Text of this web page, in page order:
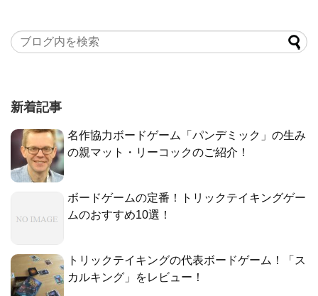
新着記事
名作協力ボードゲーム「パンデミック」の生み
の親マット・リーコックのご紹介！
ボードゲームの定番！トリックテイキングゲー
ムのおすすめ10選！
トリックテイキングの代表ボードゲーム！「ス
カルキング」をレビュー！